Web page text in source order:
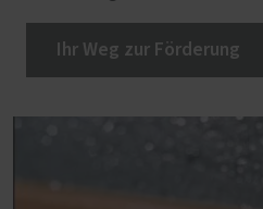
Ihr Weg zur Förderung